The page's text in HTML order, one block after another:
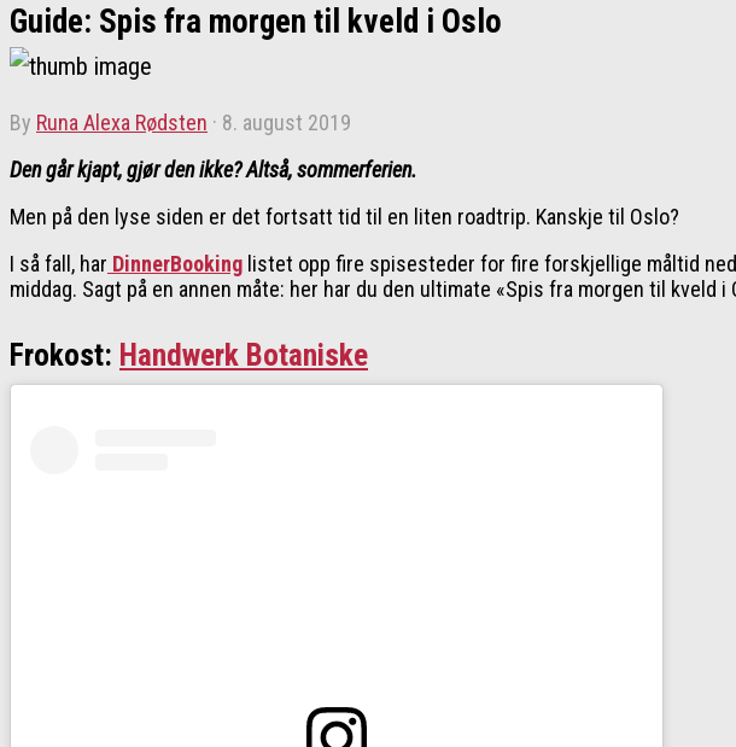
Guide: Spis fra morgen til kveld i Oslo
by Runa Alexa Rødsten · 8. august 2019
Den går kjapt, gjør den ikke? Altså, sommerferien.
Men på den lyse siden er det fortsatt tid til en liten roadtrip. Kanskje til Oslo?
I så fall, har DinnerBooking listet opp fire spisesteder for fire forskjellige måltid
middag. Sagt på en annen måte: her har du den ultimate «Spis fra morgen til kveld i
Frokost: Handwerk Botaniske